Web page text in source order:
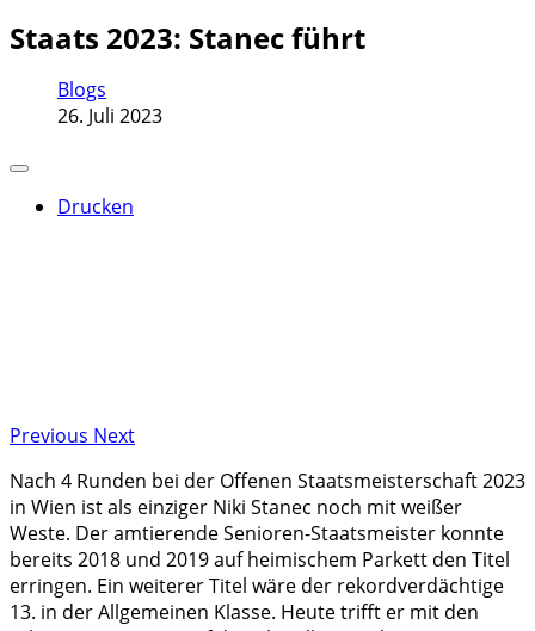
Staats 2023: Stanec führt
Blogs
26. Juli 2023
Drucken
Previous Next
Nach 4 Runden bei der Offenen Staatsmeisterschaft 2023
in Wien ist als einziger Niki Stanec noch mit weißer
Weste. Der amtierende Senioren-Staatsmeister konnte
bereits 2018 und 2019 auf heimischem Parkett den Titel
erringen. Ein weiterer Titel wäre der rekordverdächtige
13. in der Allgemeinen Klasse. Heute trifft er mit den